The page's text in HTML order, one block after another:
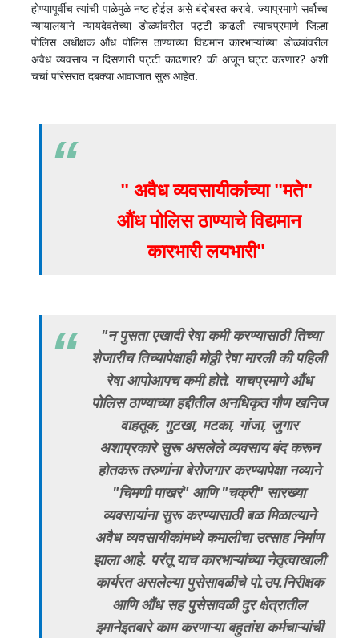
होण्यापूर्वीच त्यांची पाळेमुळे नष्ट होईल असे बंदोबस्त करावे. ज्याप्रमाणे सर्वोच्च
न्यायालयाने न्यायदेवतेच्या डोळ्यांवरील पट्टी काढली त्याचप्रमाणे जिल्हा
पोलिस अधीक्षक औंध पोलिस ठाण्याच्या विद्यमान कारभाऱ्यांच्या डोळ्यांवरील
अवैध व्यवसाय न दिसणारी पट्टी काढणार? की अजून घट्ट करणार? अशी
चर्चा परिसरात दबक्या आवाजात सुरू आहेत.
" अवैध व्यवसायीकांच्या "मते"
औंध पोलिस ठाण्याचे विद्यमान
कारभारी लयभारी"
"न पुसता एखादी रेषा कमी करण्यासाठी तिच्या
शेजारीच तिच्यापेक्षाही मोठ्ठी रेषा मारली की पहिली
रेषा आपोआपच कमी होते. याचप्रमाणे औंध
पोलिस ठाण्याच्या हद्दीतील अनधिकृत गौण खनिज
वाहतूक, गुटखा, मटका, गांजा, जुगार
अशाप्रकारे सुरू असलेले व्यवसाय बंद करून
होतकरू तरुणांना बेरोजगार करण्यापेक्षा नव्याने
"चिमणी पाखरं" आणि "चक्री" सारख्या
व्यवसायांना सुरू करण्यासाठी बळ मिळाल्याने
अवैध व्यवसायीकांमध्ये कमालीचा उत्साह निर्माण
झाला आहे. परंतू याच कारभाऱ्यांच्या नेतृत्वाखाली
कार्यरत असलेल्या पुसेसावळीचे पो.उप.निरीक्षक
आणि औंध सह पुसेसावळी दुर क्षेत्रातील
इमानेइतबारे काम करणाऱ्या बहुतांश कर्मचाऱ्यांची